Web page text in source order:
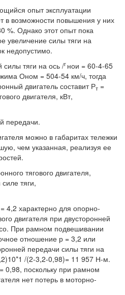
опыт эксплуатации
в возможности повышения у них
%. Однако этот опыт пока
увеличение силы тяги на
недопустимо.
тяги на ось /г нои = 60-4-65
Оном = 504-54 км/ч, тогда
двигатель составит Рт =
двигателя, кВт,
передачи.
можно в габаритах тележки
чем указанная, реализуя ее
тягового двигателя,
тяги,
4,2 характерно для опорно-
двигателя при двусторонней
При рамном подвешивании
отношение р = 3,2 или
передачи силы тяги на
/(2-3,2-0,98)= 11 957 Н-м.
= 0,98, поскольку при рамном
нет потерь в моторно-